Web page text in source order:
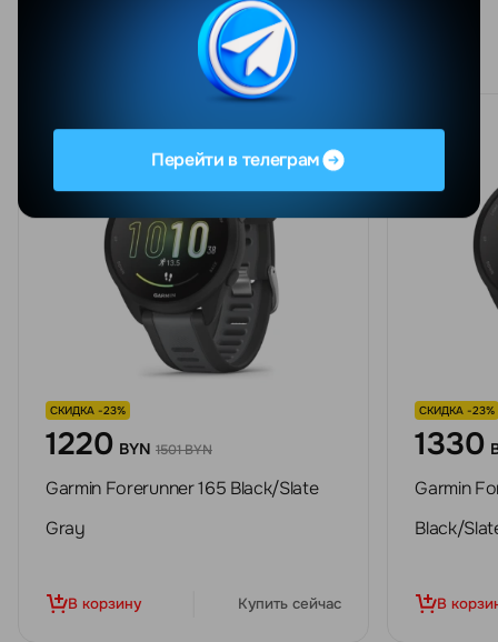
Похожие товары
СКИДКА -23%
1220 BYN 1501 BYN
Garmin Forerunner 165 Black/Slate
Gray
В корзину Купить сейчас
СКИДКА -23%
1330
Garmin
Black/
В
Перейти в телеграм